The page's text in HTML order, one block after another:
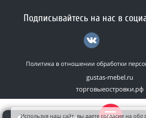
Подписывайтесь на нас в
Политика в отношении обработки
gustas-mebel.ru
торговыеостровки.рф
Используя наш сайт, вы даете согласие на